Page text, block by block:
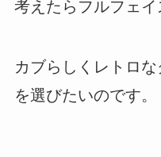
考えたらフルフェイ
カブらしくレトロ
を選びたいのです。